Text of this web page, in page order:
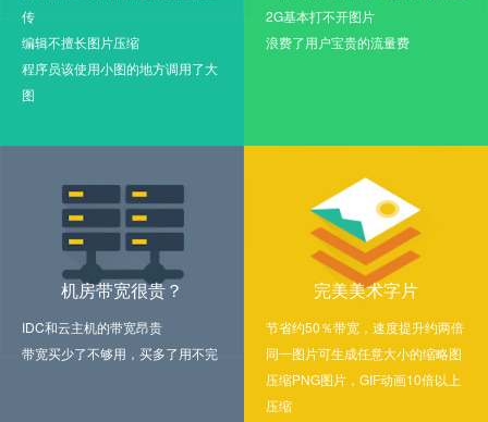
传
编辑不擅长图片压缩
程序员该使用小图的地方调用了大
图
2G基本打不开图片
浪费了用户宝贵的流量费
机房带宽很贵？
IDC和云主机的带宽昂贵
带宽买少了不够用，买多了用不完
完美美术字片
节省约50％带宽，速度提升约两倍
同一图片可生成任意大小的缩略图
压缩PNG图片，GIF动画10倍以上
压缩